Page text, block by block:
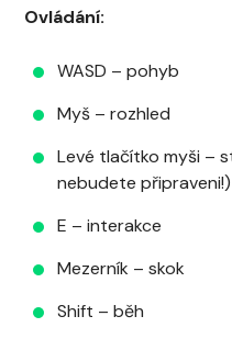
Ovládání:
WASD – pohyb
Myš – rozhled
Levé tlačítko myši –
nebudete připraveni!)
E – interakce
Mezerník – skok
Shift – běh